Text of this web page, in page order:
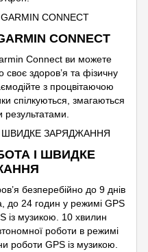
CONNECT
Connect ви можете
здоров’я та фізичну
з процвітаючою
спілкуються, змагаються
результатами.
І ШВИДКЕ
безперебійно до 9 днів
до 24 годин у режимі GPS
із музикою. 10 хвилин
роботи в режимі
роботи GPS із музикою.